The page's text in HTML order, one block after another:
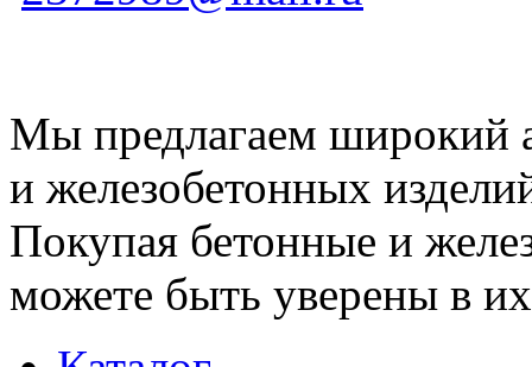
Мы предлагаем широкий
и железобетонных
Покупая бетонные и
можете быть уверены в их